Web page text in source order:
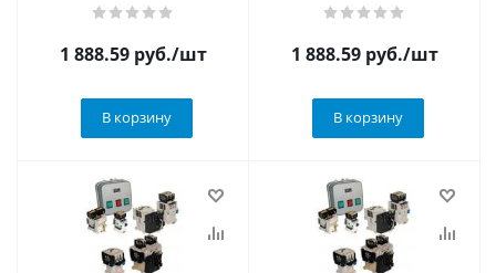
1 888.59 руб./шт
В корзину
1 888.59 руб./шт
В корзину